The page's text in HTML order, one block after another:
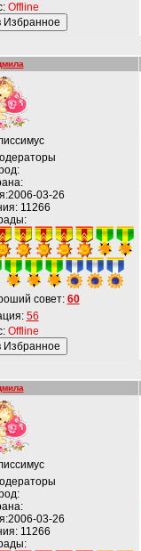
Offline
03-26
11266
совет: 60
56
Offline
03-26
11266